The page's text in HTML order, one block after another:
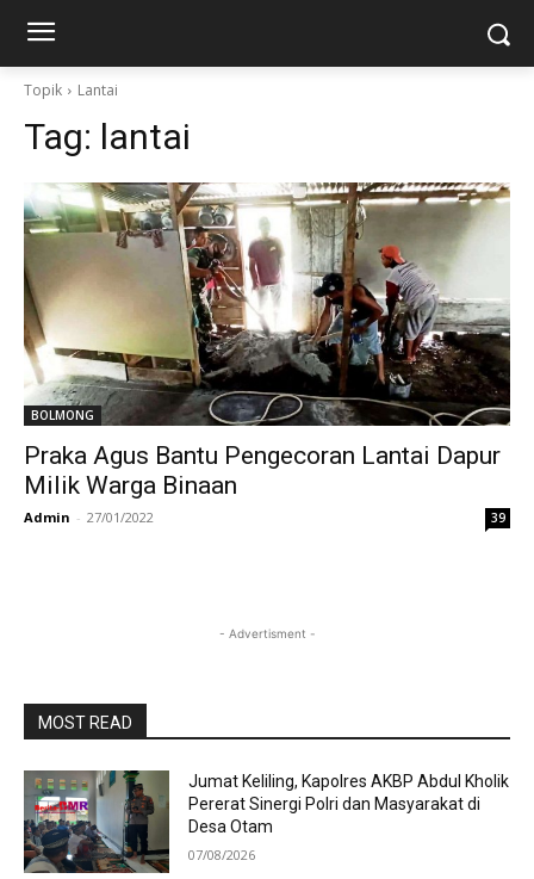
Topik Lantai
Tag: lantai
BOLMONG
Praka Agus Bantu Pengecoran Lantai Dapur
Milik Warga Binaan
Admin - 27/01/2022 39
- Advertisment -
MOST READ
Jumat Keliling, Kapolres AKBP Abdul Kholik
Pererat Sinergi Polri dan Masyarakat di
Desa Otam
07/08/2026